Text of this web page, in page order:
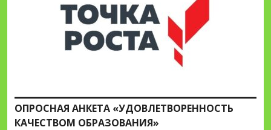
ОПРОСНАЯ АНКЕТА «УДОВЛЕТВОРЕННОСТЬ
КАЧЕСТВОМ ОБРАЗОВАНИЯ»